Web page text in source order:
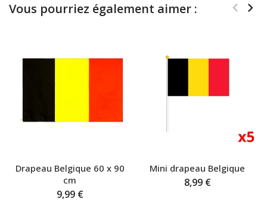
Vous pourriez également aimer :
Drapeau Belgique 60 x 90
cm
9,99 €
Mini drapeau Belgique
8,99 €